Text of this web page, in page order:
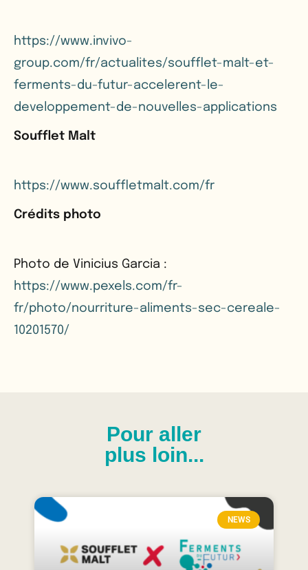
https://www.invivo-
group.com/fr/actualites/soufflet-malt-et-
ferments-du-futur-accelerent-le-
developpement-de-nouvelles-applications
Soufflet Malt
https://www.souffletmalt.com/fr
Crédits photo
Photo de Vinicius Garcia :
https://www.pexels.com/fr-
fr/photo/nourriture-aliments-sec-cereale-
10201570/
Pour aller
plus loin...
NEWS